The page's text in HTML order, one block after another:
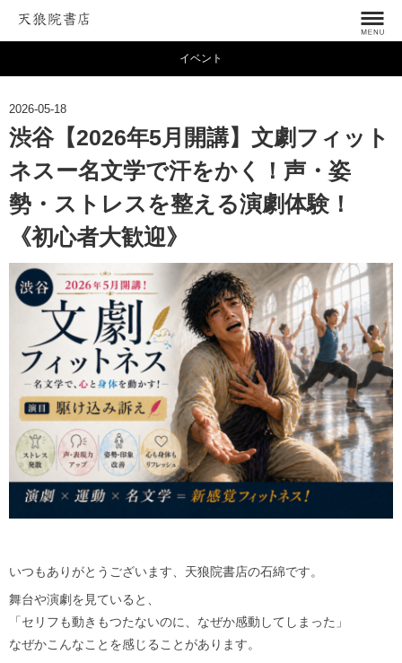
イベント
2026-05-18
渋谷【2026年5月開講】文劇フィット
ネスー名文学で汗をかく！声・姿
勢・ストレスを整える演劇体験！
《初心者大歓迎》
いつもありがとうございます、天狼院書店の石綿です。
舞台や演劇を見ていると、
「セリフも動きもつたないのに、なぜか感動してしまった」
なぜかこんなことを感じることがあります。